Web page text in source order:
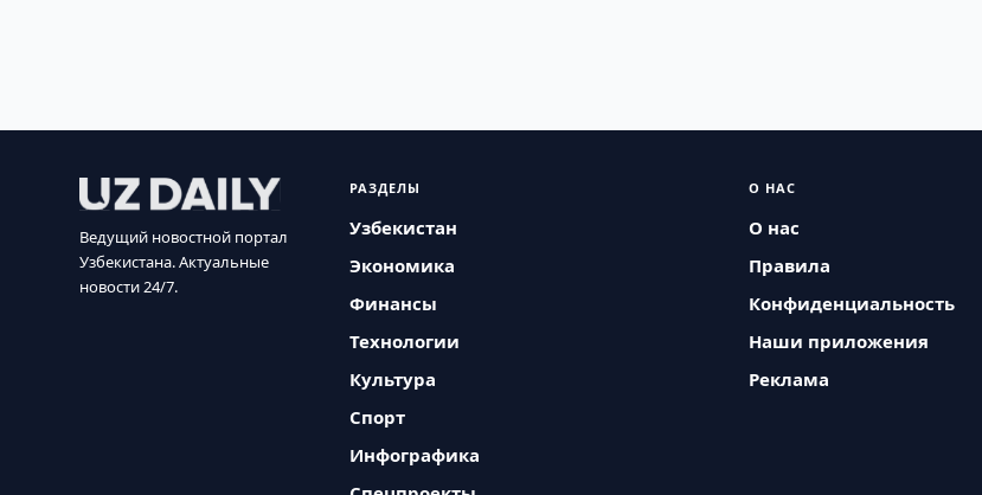
Ведущий новостной портал
Узбекистана. Актуальные
новости 24/7.
РАЗДЕЛЫ
Узбекистан
Экономика
Финансы
Технологии
Культура
Спорт
Инфографика
О НАС
О нас
Правила
Конфиденциальность
Наши приложения
Реклама